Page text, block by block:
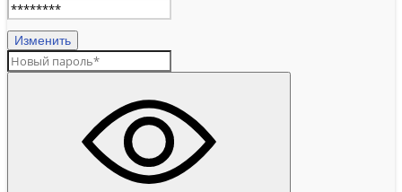
Изменить